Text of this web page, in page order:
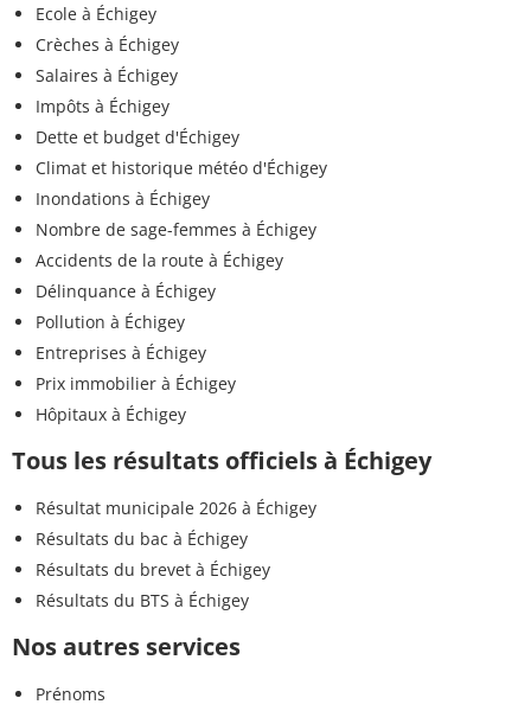
Ecole à Échigey
Crèches à Échigey
Salaires à Échigey
Impôts à Échigey
Dette et budget d'Échigey
Climat et historique météo d'Échigey
Inondations à Échigey
Nombre de sage-femmes à Échigey
Accidents de la route à Échigey
Délinquance à Échigey
Pollution à Échigey
Entreprises à Échigey
Prix immobilier à Échigey
Hôpitaux à Échigey
Tous les résultats officiels à Échigey
Résultat municipale 2026 à Échigey
Résultats du bac à Échigey
Résultats du brevet à Échigey
Résultats du BTS à Échigey
Nos autres services
Prénoms